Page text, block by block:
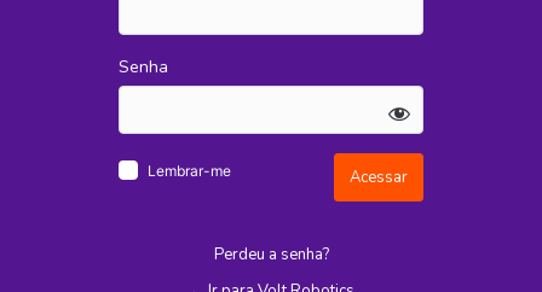
Senha
Lembrar-me
Perdeu a senha?